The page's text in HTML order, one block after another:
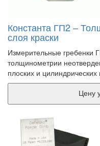
Константа ГП2 –
слоя краски
Измерительные гребенки
толщинометрии
плоских и